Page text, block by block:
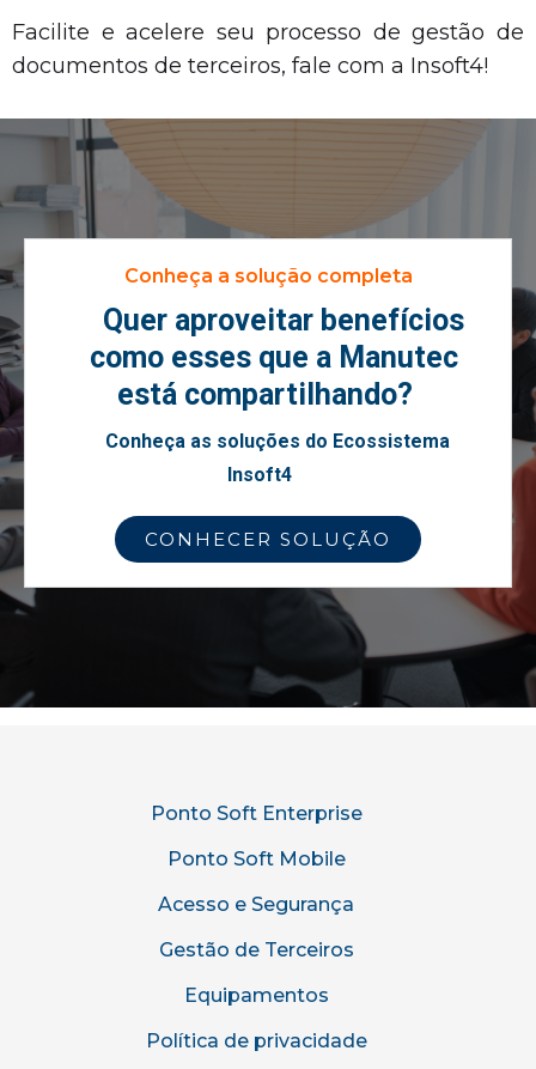
Facilite e acelere seu processo de gestão de
documentos de terceiros, fale com a Insoft4!
Conheça a solução completa
Quer aproveitar benefícios
como esses que a Manutec
está compartilhando?
Conheça as soluções do Ecossistema
Insoft4
CONHECER SOLUÇÃO
Ponto Soft Enterprise
Ponto Soft Mobile
Acesso e Segurança
Gestão de Terceiros
Equipamentos
Política de privacidade